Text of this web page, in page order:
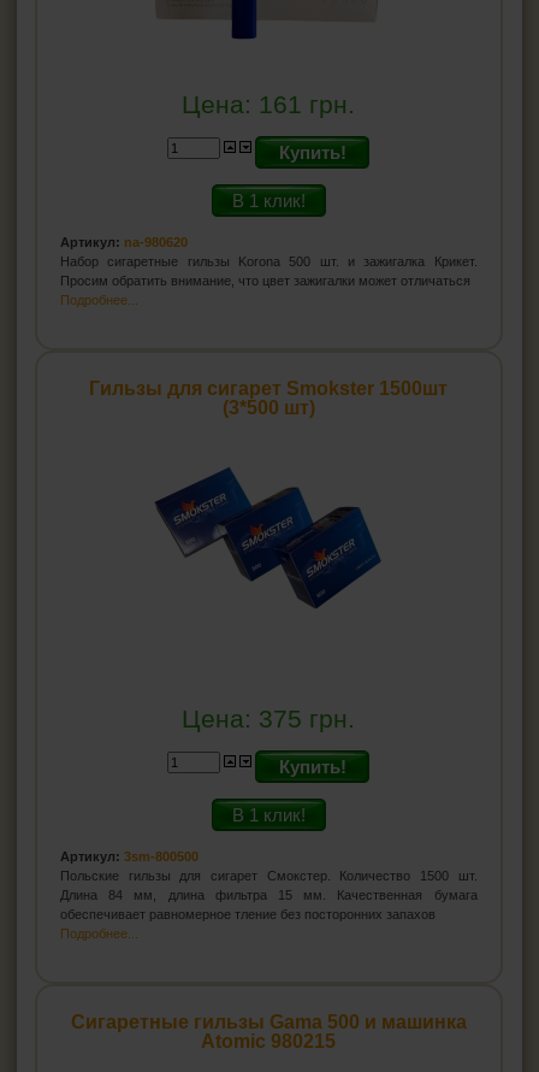
Цена: 161 грн.
Купить!
В 1 клик!
Артикул: na-980620
Набор сигаретные гильзы Korona 500 шт. и зажигалка Крикет.
Просим обратить внимание, что цвет зажигалки может отличаться
Подробнее...
Гильзы для сигарет Smokster 1500шт
(3*500 шт)
Цена: 375 грн.
Купить!
В 1 клик!
Артикул: 3sm-800500
Польские гильзы для сигарет Смокстер. Количество 1500 шт.
Длина 84 мм, длина фильтра 15 мм. Качественная бумага
обеспечивает равномерное тление без посторонних запахов
Подробнее...
Сигаретные гильзы Gama 500 и машинка
Atomic 980215